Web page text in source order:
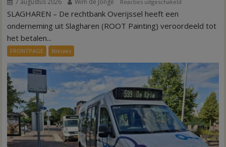
Reacties uitgeschakeld
75.000
werknemers
SLAGHAREN – De rechtbank Overijssel heeft een
onderneming uit Slagharen (ROOT Painting) veroordeeld tot
het betalen...
FRONTPAGE Nieuws